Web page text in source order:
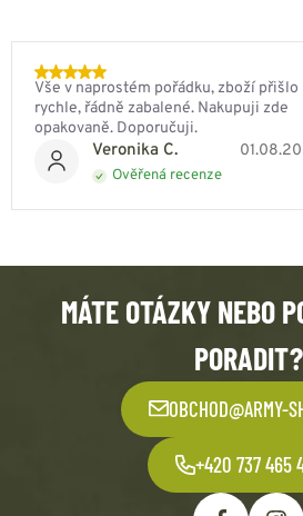
Veronika C.
Ověřená recenze
Vše v naprostém pořádku, zboží přišlo
rychle, řádně zabalené. Nakupuji zde
opakovaně. Doporučuji.
MÁTE OTÁZKY NEBO
PORADIT?
OBCHOD@ARMY-
+420 737 465